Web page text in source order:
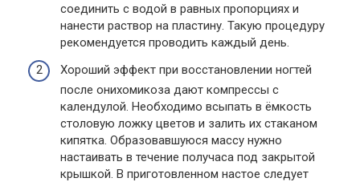
соединить с водой в равных пропорциях и
нанести раствор на пластину. Такую процедуру
рекомендуется проводить каждый день.
Хороший эффект при восстановлении ногтей
после онихомикоза дают компрессы с
календулой. Необходимо всыпать в ёмкость
столовую ложку цветов и залить их стаканом
кипятка. Образовавшуюся массу нужно
настаивать в течение получаса под закрытой
крышкой. В приготовленном настое следует